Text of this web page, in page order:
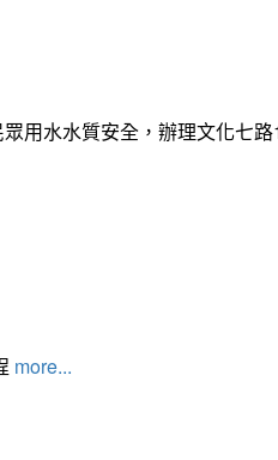
用水水質安全，辦理文化七
more...